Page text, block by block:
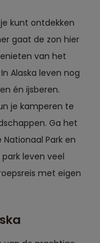
mooie
nemen ze ons niet
af!"
kunt ontdekken
gaat de zon hier
van het
Alaska leven nog
én ijsberen.
je kamperen te
Ga het
Park en
leven veel
met eigen